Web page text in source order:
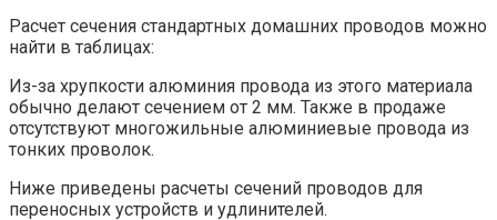
Расчет сечения стандартных домашних проводов можно
найти в таблицах:
Из-за хрупкости алюминия провода из этого материала
обычно делают сечением от 2 мм. Также в продаже
отсутствуют многожильные алюминиевые провода из
тонких проволок.
Ниже приведены расчеты сечений проводов для
переносных устройств и удлинителей.